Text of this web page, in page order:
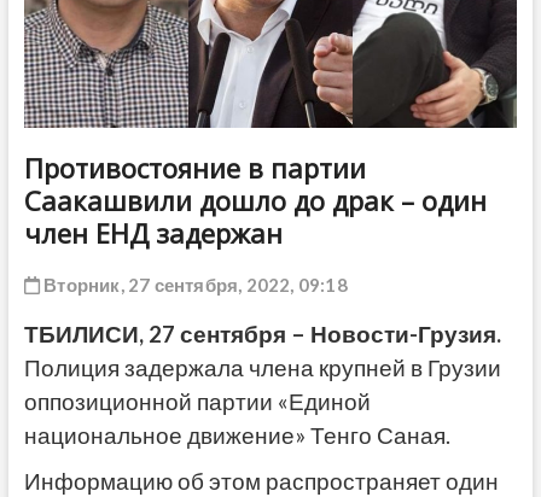
Противостояние в партии
Саакашвили дошло до драк – один
член ЕНД задержан
Вторник, 27 сентября, 2022, 09:18
ТБИЛИСИ, 27 сентября – Новости-Грузия.
Полиция задержала члена крупней в Грузии
оппозиционной партии «Единой
национальное движение» Тенго Саная.
Информацию об этом распространяет один